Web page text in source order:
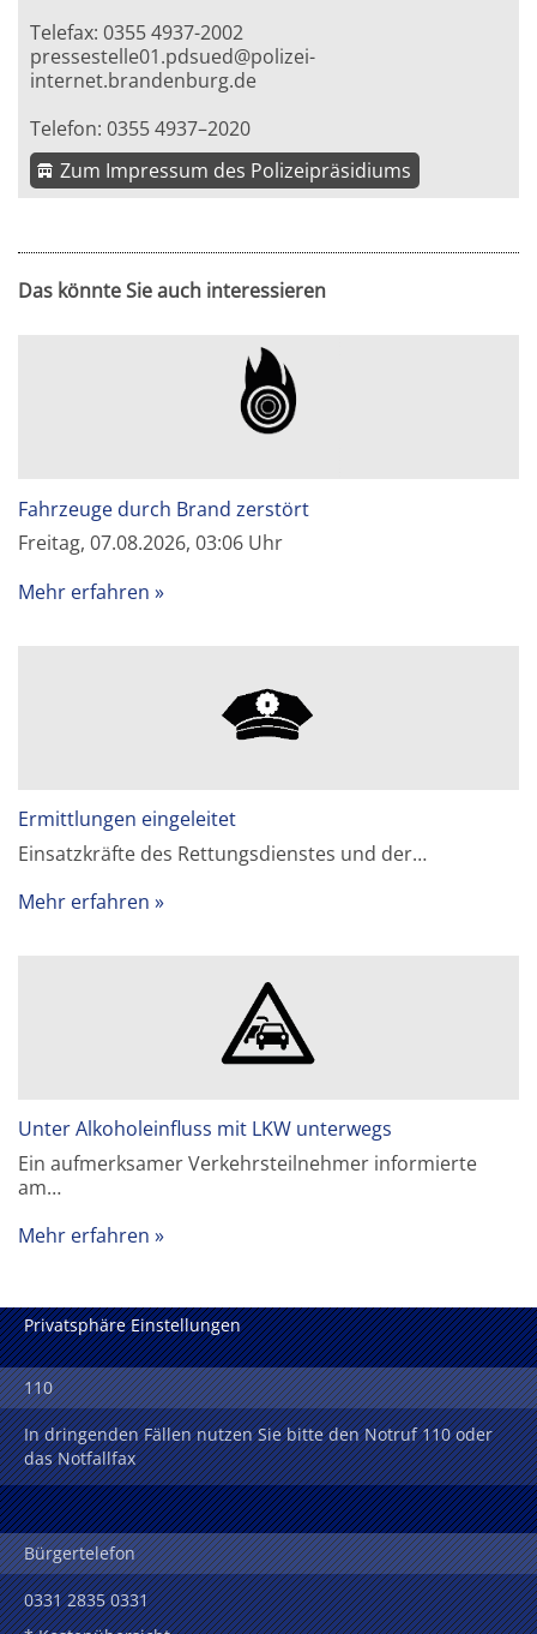
Telefax: 0355 4937-2002
pressestelle01.pdsued@polizei-
internet.brandenburg.de
Telefon: 0355 4937–2020
Zum Impressum des Polizeipräsidiums
Das könnte Sie auch interessieren
Fahrzeuge durch Brand zerstört
Freitag, 07.08.2026, 03:06 Uhr
Mehr erfahren
Ermittlungen eingeleitet
Einsatzkräfte des Rettungsdienstes und der…
Mehr erfahren
Unter Alkoholeinfluss mit LKW unterwegs
Ein aufmerksamer Verkehrsteilnehmer informierte
am…
Mehr erfahren
Privatsphäre Einstellungen
110
In dringenden Fällen nutzen Sie bitte den Notruf 110 oder
das Notfallfax
Bürgertelefon
0331 2835 0331